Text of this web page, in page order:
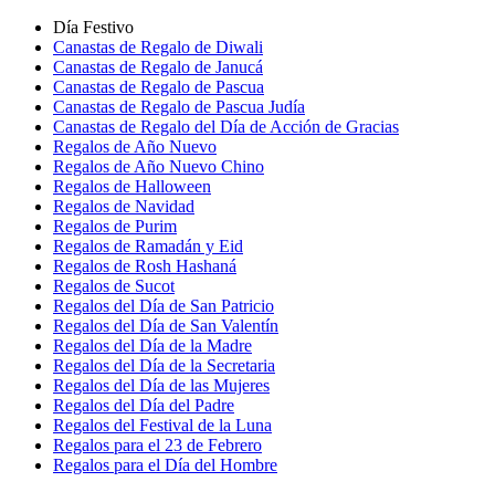
Día Festivo
Canastas de Regalo de Diwali
Canastas de Regalo de Janucá
Canastas de Regalo de Pascua
Canastas de Regalo de Pascua Judía
Canastas de Regalo del Día de Acción de Gracias
Regalos de Año Nuevo
Regalos de Año Nuevo Chino
Regalos de Halloween
Regalos de Navidad
Regalos de Purim
Regalos de Ramadán y Eid
Regalos de Rosh Hashaná
Regalos de Sucot
Regalos del Día de San Patricio
Regalos del Día de San Valentín
Regalos del Día de la Madre
Regalos del Día de la Secretaria
Regalos del Día de las Mujeres
Regalos del Día del Padre
Regalos del Festival de la Luna
Regalos para el 23 de Febrero
Regalos para el Día del Hombre